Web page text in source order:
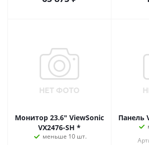
Монитор 23.6" ViewSonic
VX2476-SH *
меньше 10 шт.
Панель